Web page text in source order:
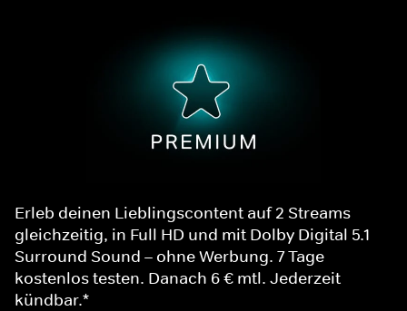
Erleb deinen Lieblingscontent auf 2 Streams
gleichzeitig, in Full HD und mit Dolby Digital 5.1
Surround Sound – ohne Werbung. 7 Tage
kostenlos testen. Danach 6 € mtl. Jederzeit
kündbar.*